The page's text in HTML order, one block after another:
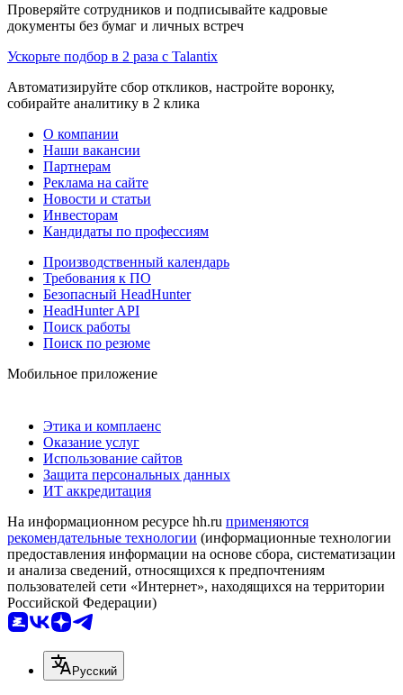
Проверяйте сотрудников и подписывайте кадровые
документы без бумаг и личных встреч
Ускорьте подбор в 2 раза с Talantix
Автоматизируйте сбор откликов, настройте воронку,
собирайте аналитику в 2 клика
О компании
Наши вакансии
Партнерам
Реклама на сайте
Новости и статьи
Инвесторам
Кандидаты по профессиям
Производственный календарь
Требования к ПО
Безопасный HeadHunter
HeadHunter API
Поиск работы
Поиск по резюме
Мобильное приложение
Этика и комплаенс
Оказание услуг
Использование сайтов
Защита персональных данных
ИТ аккредитация
На информационном ресурсе hh.ru применяются
рекомендательные технологии (информационные технологии
предоставления информации на основе сбора, систематизации
и анализа сведений, относящихся к предпочтениям
пользователей сети «Интернет», находящихся на территории
Российской Федерации)
Русский